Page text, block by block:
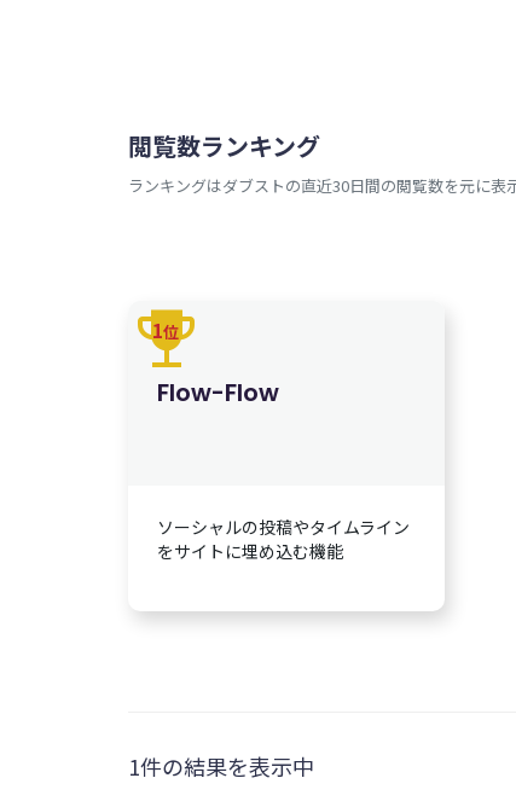
閲覧数ランキング
ランキングはダブストの直近30日間の閲覧数を元に表
trophy
1位
Flow-Flow
ソーシャルの投稿やタイムライン
をサイトに埋め込む機能
1件の結果を表示中